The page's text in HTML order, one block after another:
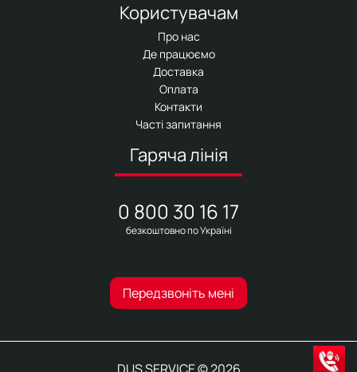
Користувачам
Про нас
Де працюємо
Доставка
Оплата
Контакти
Часті запитання
Гаряча лінія
0 800 30 16 17
безкоштовно по Україні
Передзвоніть мені